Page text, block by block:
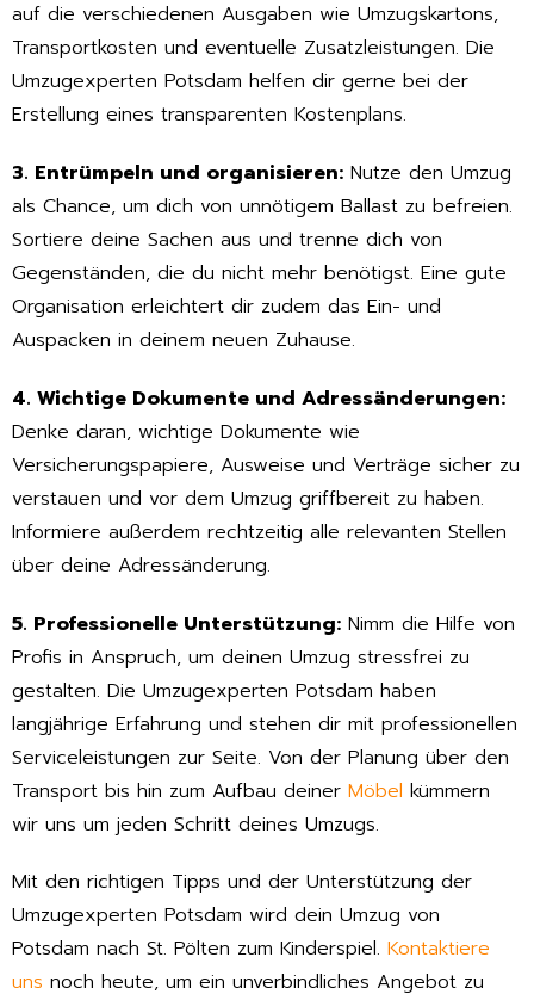
auf die verschiedenen Ausgaben wie Umzugskartons,
Transportkosten und eventuelle Zusatzleistungen. Die
Umzugexperten Potsdam helfen dir gerne bei der
Erstellung eines transparenten Kostenplans.
3. Entrümpeln und organisieren: Nutze den Umzug
als Chance, um dich von unnötigem Ballast zu befreien.
Sortiere deine Sachen aus und trenne dich von
Gegenständen, die du nicht mehr benötigst. Eine gute
Organisation erleichtert dir zudem das Ein- und
Auspacken in deinem neuen Zuhause.
4. Wichtige Dokumente und Adressänderungen:
Denke daran, wichtige Dokumente wie
Versicherungspapiere, Ausweise und Verträge sicher zu
verstauen und vor dem Umzug griffbereit zu haben.
Informiere außerdem rechtzeitig alle relevanten Stellen
über deine Adressänderung.
5. Professionelle Unterstützung: Nimm die Hilfe von
Profis in Anspruch, um deinen Umzug stressfrei zu
gestalten. Die Umzugexperten Potsdam haben
langjährige Erfahrung und stehen dir mit professionellen
Serviceleistungen zur Seite. Von der Planung über den
Transport bis hin zum Aufbau deiner Möbel kümmern
wir uns um jeden Schritt deines Umzugs.
Mit den richtigen Tipps und der Unterstützung der
Umzugexperten Potsdam wird dein Umzug von
Potsdam nach St. Pölten zum Kinderspiel. Kontaktiere
uns noch heute, um ein unverbindliches Angebot zu